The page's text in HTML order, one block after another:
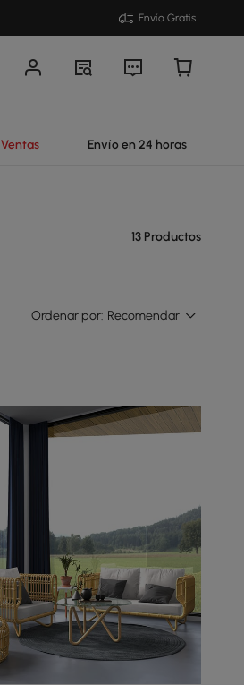
Envío Gratis
Ventas Envío en 24 horas
13 Productos
Ordenar por: Recomendar